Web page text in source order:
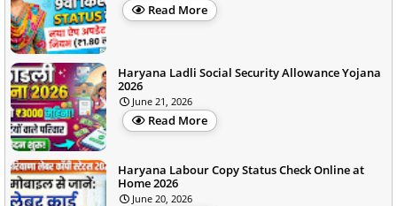
Read More
Haryana Ladli Social Security Allowance Yojana
2026
June 21, 2026
Read More
Haryana Labour Copy Status Check Online at
Home 2026
June 20, 2026